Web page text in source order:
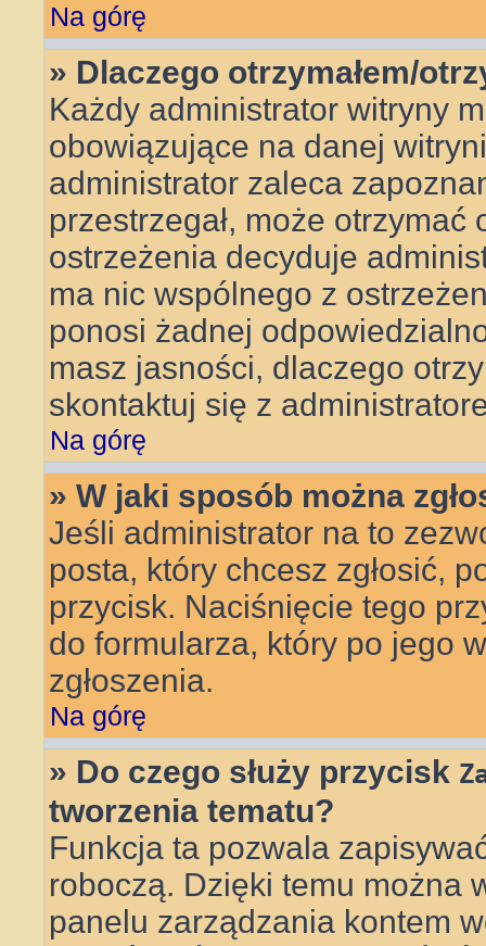
Na górę
» Dlaczego otrzymałem/
Każdy administrator witryny
obowiązujące na danej
administrator zaleca
przestrzegał, może
ostrzeżenia decyduje
ma nic wspólnego z
ponosi żadnej
masz jasności, dlaczego
skontaktuj się z
Na górę
» W jaki sposób można
Jeśli administrator na to
posta, który chcesz zgłosić,
przycisk. Naciśnięcie tego
do formularza, który po jego
zgłoszenia.
Na górę
» Do czego służy przycisk
tworzenia tematu?
Funkcja ta pozwala
roboczą. Dzięki temu można
panelu zarządzania kontem